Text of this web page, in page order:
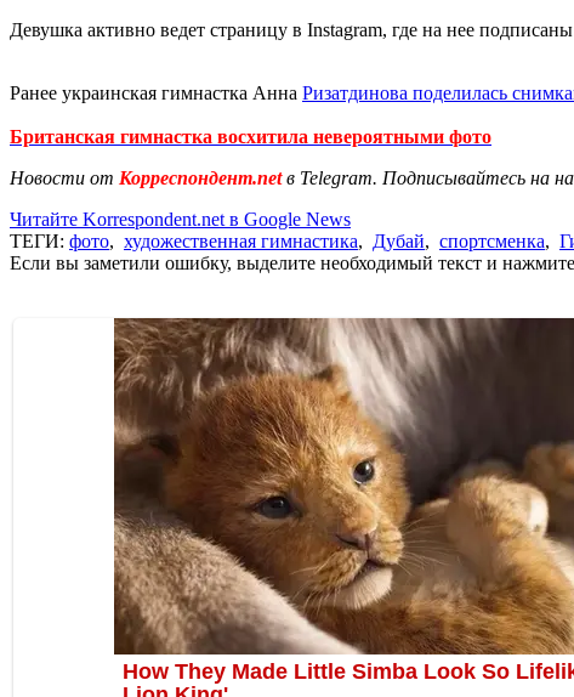
Девушка активно ведет страницу в Instagram, где на нее
Ранее украинская гимнастка Анна Ризатдинова поделилась
Британская гимнастка восхитила невероятными фото
Новости от Корреспондент.netв Telegram. Подписывайтесь на
Читайте Korrespondent.net в Google News
ТЕГИ: фото, художественная гимнастика, Дубай, спортсменка,
Если вы заметили ошибку, выделите необходимый текст и